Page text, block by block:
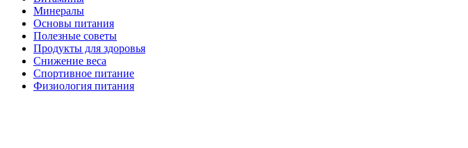
Минералы
Основы питания
Полезные советы
Продукты для здоровья
Снижение веса
Спортивное питание
Физиология питания